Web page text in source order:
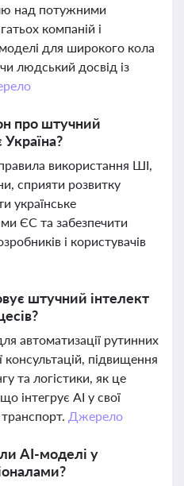
над потужними
компаній і
для широкого кола
людський досвід із
про штучний
Україна?
використання ШІ,
сприяти розвитку
українське
ЄС та забезпечити
і користувачів
штучний інтелект
автоматизації рутинних
консультацій, підвищення
та логістики, як це
інтегрує AI у свої
Джерело
AI-моделі у